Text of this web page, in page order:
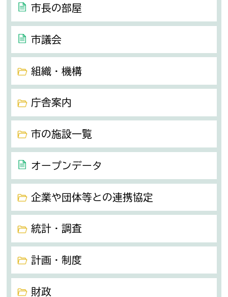
市長の部屋
市議会
組織・機構
庁舎案内
市の施設一覧
オープンデータ
企業や団体等との連携協定
統計・調査
計画・制度
財政